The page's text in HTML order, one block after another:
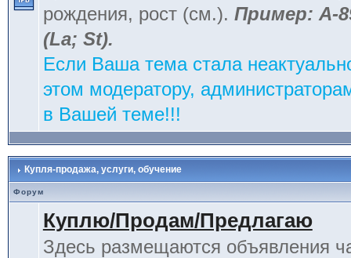
рождения, рост (см.). Пример: А-
(La; St).
Если Ваша тема стала
этом модератору,
в Вашей теме!!!
Купля-продажа, услуги, обучение
Форум
Куплю/Продам/Предлагаю
Здесь размещаются объявления